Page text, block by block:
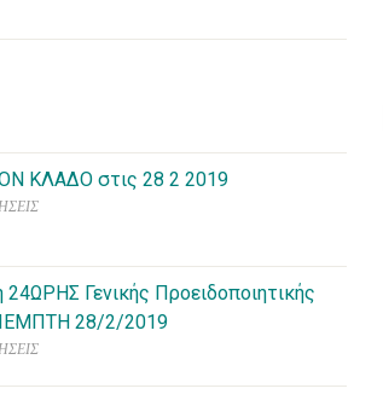
ΚΛΑΔΟ στις 28 2 2019
Γενικής Προειδοποιητικής
ΠΕΜΠΤΗ 28/2/2019